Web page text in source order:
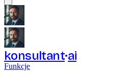
konsultant ai
Funkcje